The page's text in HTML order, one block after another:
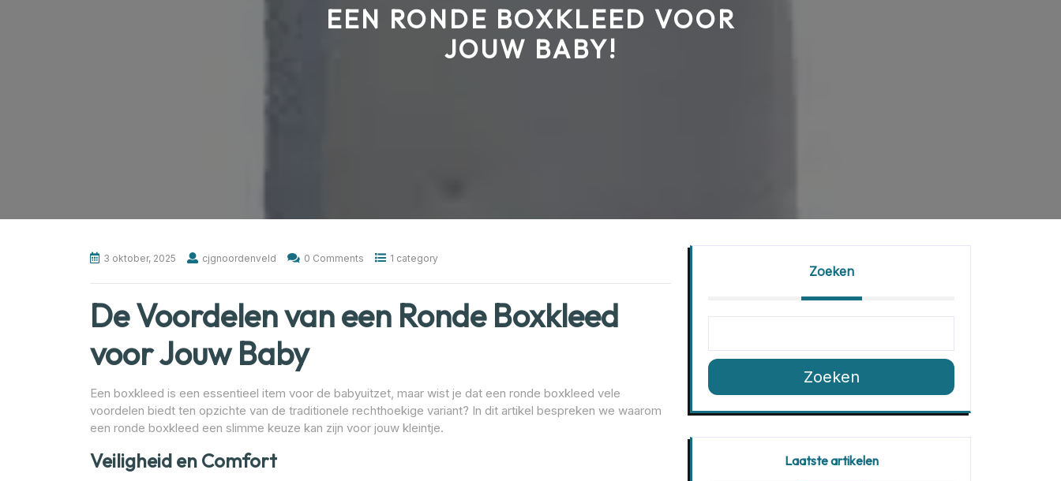
EEN RONDE BOXKLEED VOOR
JOUW BABY!
3 oktober, 2025 cjgnoordenveld 0 Comments 1 category
De Voordelen van een Ronde Boxkleed
voor Jouw Baby
Een boxkleed is een essentieel item voor de babyuitzet, maar wist je dat een ronde boxkleed vele
voordelen biedt ten opzichte van de traditionele rechthoekige variant? In dit artikel bespreken we waarom
een ronde boxkleed een slimme keuze kan zijn voor jouw kleintje.
Veiligheid en Comfort
Zoeken
Zoeken
Laatste artikelen